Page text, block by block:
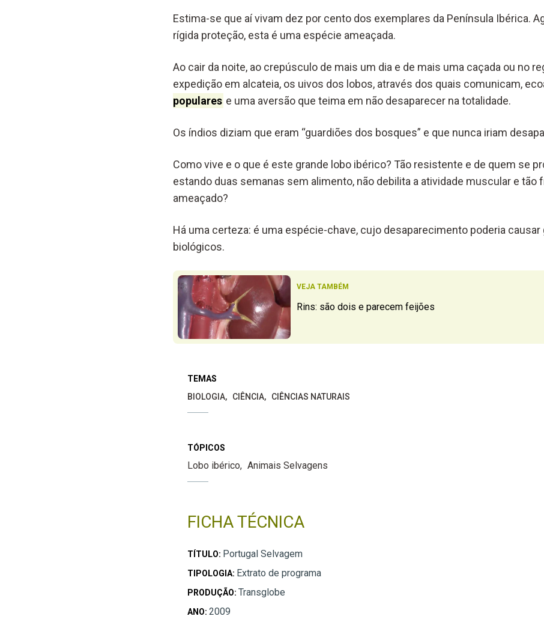
Estima-se que aí vivam dez por cento dos exemplares da Península Ibérica.
rígida proteção, esta é uma espécie ameaçada.
Ao cair da noite, ao crepúsculo de mais um dia e de mais uma caçada ou no
expedição em alcateia, os uivos dos lobos, através dos quais comunicam,
populares e uma aversão que teima em não desaparecer na totalidade.
Os índios diziam que eram “guardiões dos bosques” e que nunca iriam
Como vive e o que é este grande lobo ibérico? Tão resistente e de quem se
estando duas semanas sem alimento, não debilita a atividade muscular e tão
ameaçado?
Há uma certeza: é uma espécie-chave, cujo desaparecimento poderia
biológicos.
VEJA TAMBÉM
Rins: são dois e parecem feijões
TEMAS
BIOLOGIA
CIÊNCIA CIÊNCIAS NATURAIS
TÓPICOS
Lobo ibérico Animais Selvagens
FICHA TÉCNICA
TÍTULO: Portugal Selvagem
TIPOLOGIA: Extrato de programa
PRODUÇÃO: Transglobe
ANO: 2009